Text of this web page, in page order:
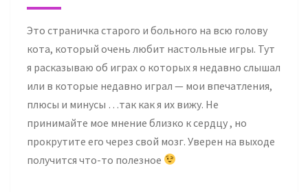
Это страничка старого и больного на всю голову
кота, который очень любит настольные игры. Тут
я расказываю об играх о которых я недавно слышал
или в которые недавно играл — мои впечатления,
плюсы и минусы …так как я их вижу. Не
принимайте мое мнение близко к сердцу , но
прокрутите его через свой мозг. Уверен на выходе
получится что-то полезное